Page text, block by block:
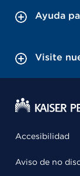
Ayuda
Visite
Accesibilidad
Aviso de no